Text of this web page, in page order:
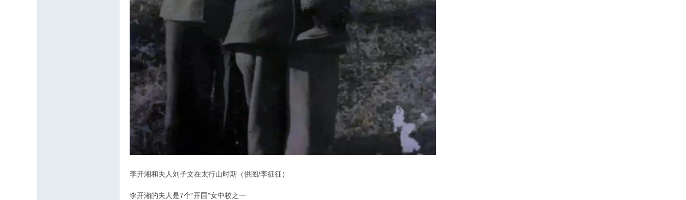
李开湘和夫人刘子文在太行山时期（供图/李征征）
李开湘的夫人是7个“开国”女中校之一